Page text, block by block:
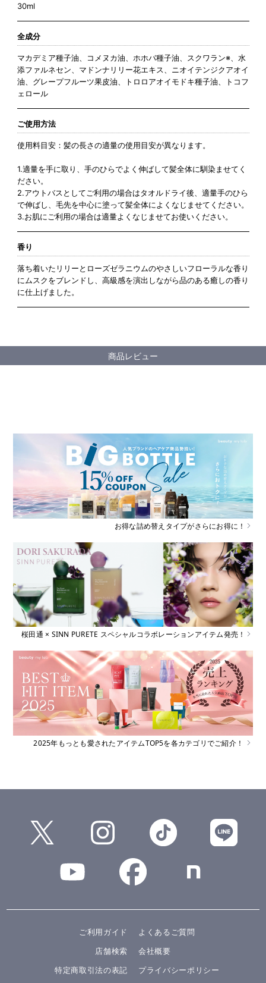
30ml
全成分
マカデミア種子油、コメヌカ油、ホホバ種子油、スクワラン※、水
添ファルネセン、マドンナリリー花エキス、ニオイテンジクアオイ
油、グレープフルーツ果皮油、トロロアオイモドキ種子油、トコフ
ェロール
ご使用方法
使用料目安：髪の長さの適量の使用目安が異なります。
1.適量を手に取り、手のひらでよく伸ばして髪全体に馴染ませてく
ださい。
2.アウトバスとしてご利用の場合はタオルドライ後、適量手のひら
で伸ばし、毛先を中心に塗って髪全体によくなじませてください。
3.お肌にご利用の場合は適量よくなじませてお使いください。
香り
落ち着いたリリーとローズゼラニウムのやさしいフローラルな香り
にムスクをブレンドし、高級感を演出しながら品のある癒しの香り
に仕上げました。
商品レビュー
お得な詰め替えタイプがさらにお得に！
桜田通 × SINN PURETE スペシャルコラボレーションアイテム発売！
2025年もっとも愛されたアイテムTOP5を各カテゴリでご紹介！
ご利用ガイド
よくあるご質問
店舗検索
会社概要
特定商取引法の表記
プライバシーポリシー